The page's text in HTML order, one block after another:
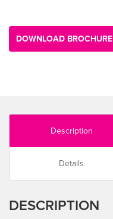
DOWNLOAD BROCHURE
Description
Details
DESCRIPTION